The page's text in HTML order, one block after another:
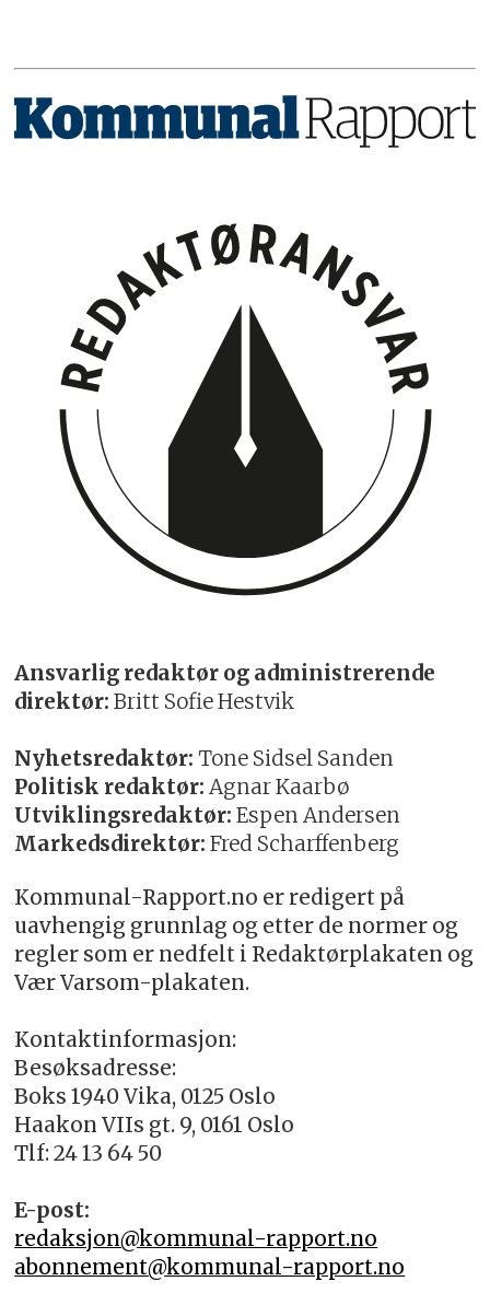
Ansvarlig redaktør og administrerende
direktør: Britt Sofie Hestvik
Nyhetsredaktør: Tone Sidsel Sanden
Politisk redaktør: Agnar Kaarbø
Utviklingsredaktør: Espen Andersen
Markedsdirektør: Fred Scharffenberg
Kommunal-Rapport.no er redigert på
uavhengig grunnlag og etter de normer og
regler som er nedfelt i Redaktørplakaten og
Vær Varsom-plakaten.
Kontaktinformasjon:
Besøksadresse:
Boks 1940 Vika, 0125 Oslo
Haakon VIIs gt. 9, 0161 Oslo
Tlf: 24 13 64 50
E-post:
redaksjon@kommunal-rapport.no
abonnement@kommunal-rapport.no